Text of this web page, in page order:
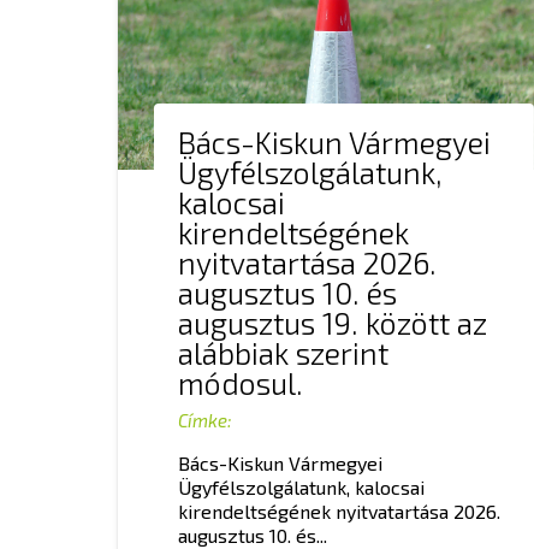
Bács-Kiskun Vármegyei
Ügyfélszolgálatunk,
kalocsai
kirendeltségének
nyitvatartása 2026.
augusztus 10. és
augusztus 19. között az
alábbiak szerint
módosul.
Címke:
Bács-Kiskun Vármegyei
Ügyfélszolgálatunk, kalocsai
kirendeltségének nyitvatartása 2026.
augusztus 10. és...